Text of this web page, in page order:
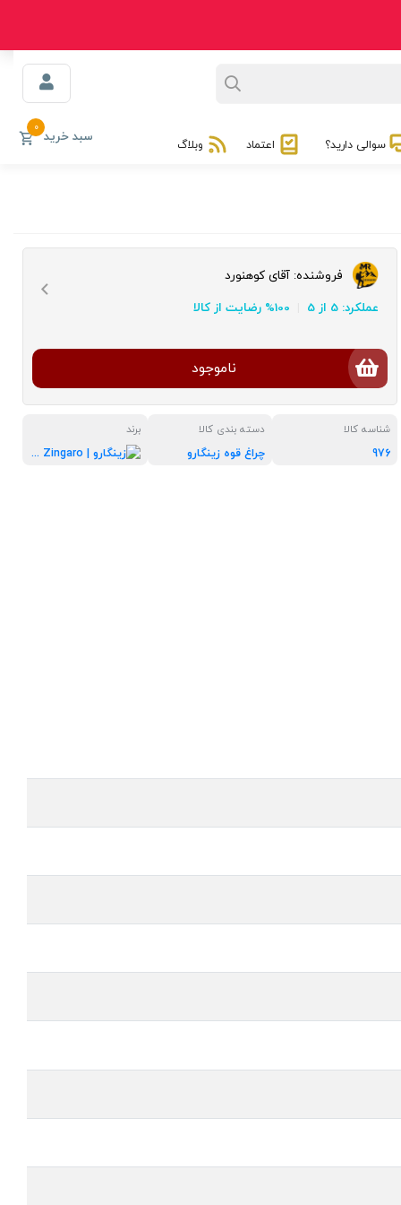
سوالی دارید؟ اعتماد وبلاگ سبد خرید 0
فروشنده: آقای کوهنورد
عملکرد: 5 از 5
100% رضایت از کالا
ناموجود
شناسه کالا
976
دسته بندی کالا
چراغ قوه زینگارو
برند
زینگارو | Zingaro